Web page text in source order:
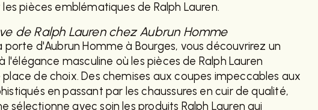
pièces emblématiques de Ralph Lauren.
de Ralph Lauren chez Aubrun Homme
porte d'Aubrun Homme à Bourges, vous découvrirez un
l'élégance masculine où les pièces de Ralph Lauren
de choix. Des chemises aux coupes impeccables aux
en passant par les chaussures en cuir de qualité,
sélectionne avec soin les produits Ralph Lauren qui